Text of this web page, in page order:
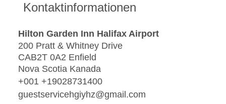
Kontaktinformationen
Hilton Garden Inn Halifax Airport
200 Pratt & Whitney Drive
CAB2T 0A2 Enfield
Nova Scotia Kanada
+001 +19028731400
guestservicehgiyhz@gmail.com